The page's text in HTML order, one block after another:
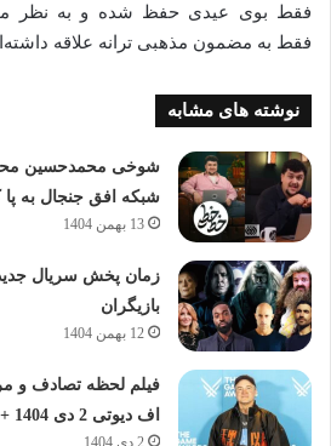
فقط بوی عیدی حفظ شده‌ و به نظر
فقط به مضمون مذهبی ترانه علاقه
نوشته های مشابه
شوخی محمدحسین محبی
شبکه افق جنجال به پا
13 بهمن 1404
زمان پخش سریال
بازیگران
12 بهمن 1404
فیلم لحظه تصادف و
اف دیوتی 2 دی 1404 + بیوگرافی
2 دی 1404